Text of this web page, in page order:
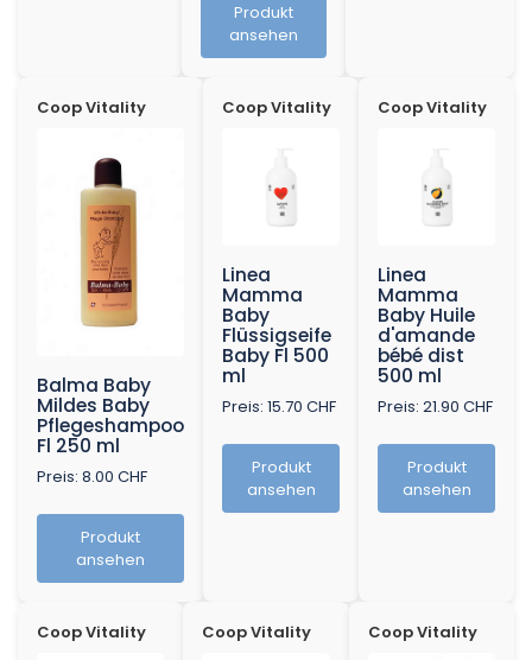
Produkt
ansehen
Coop Vitality
Balma Baby
Mildes Baby
Pflegeshampoo
Fl 250 ml
Preis: 8.00 CHF
Produkt
ansehen
Coop Vitality
Linea
Mamma
Baby
Flüssigseife
Baby Fl 500
ml
Preis: 15.70 CHF
Produkt
ansehen
Coop Vitality
Linea
Mamma
Baby Huile
d'amande
bébé dist
500 ml
Preis: 21.90 CHF
Produkt
ansehen
Coop Vitality Coop Vitality Coop Vitality